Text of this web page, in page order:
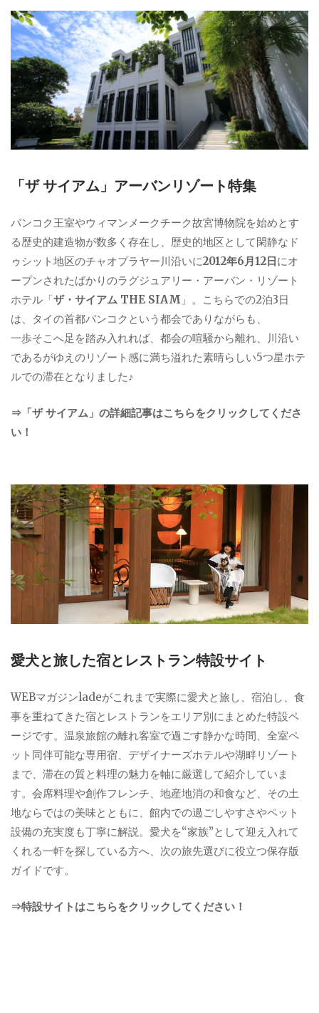
リ
ー
「ザ サイアム」アーバンリゾート特集
バンコク王室やウィマンメークチーク故宮博物院を始めとす
る歴史的建造物が数多く存在し、歴史的地区として閑静なド
ゥシット地区のチャオプラヤー川沿いに2012年6月12日にオ
ープンされたばかりのラグジュアリー・アーバン・リゾート
ホテル「ザ・サイアム THE SIAM 」。こちらでの2泊3日
は、タイの首都バンコクという都会でありながらも、
一歩そこへ足を踏み入れれば、都会の喧騒から離れ、川沿い
であるがゆえのリゾート感に満ち溢れた素晴らしい5つ星ホテ
ルでの滞在となりました♪
⇒「ザ サイアム」の詳細記事はこちらをクリックしてくださ
い！
愛犬と旅した宿とレストラン特設サイト
WEBマガジンladeがこれまで実際に愛犬と旅し、宿泊し、食
事を重ねてきた宿とレストランをエリア別にまとめた特設ペ
ージです。温泉旅館の離れ客室で過ごす静かな時間、全室ペ
ット同伴可能な専用宿、デザイナーズホテルや湖畔リゾート
まで、滞在の質と料理の魅力を軸に厳選して紹介していま
す。会席料理や創作フレンチ、地産地消の和食など、その土
地ならではの美味とともに、館内での過ごしやすさやペット
設備の充実度も丁寧に解説。愛犬を“家族”として迎え入れて
くれる一軒を探している方へ、次の旅先選びに役立つ保存版
ガイドです。
⇒特設サイトはこちらをクリックしてください！